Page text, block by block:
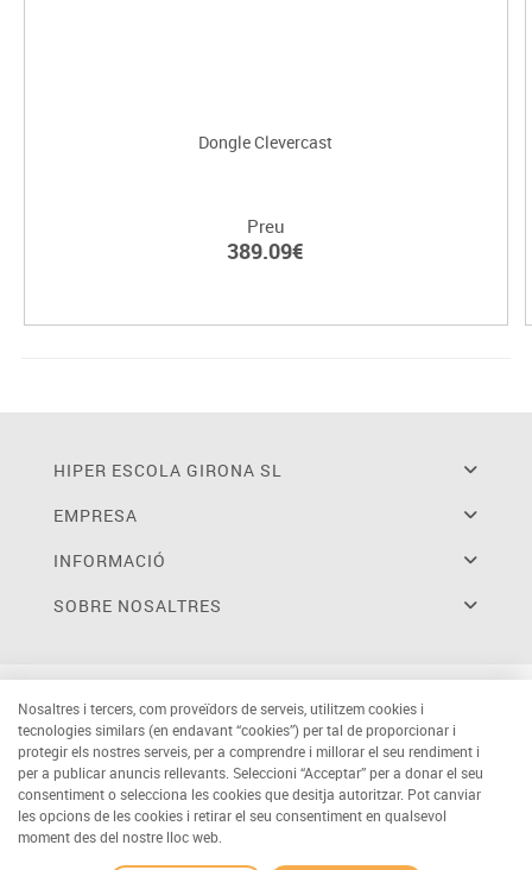
Dongle Clevercast
Preu
389.09€
HIPER ESCOLA GIRONA SL
EMPRESA
INFORMACIÓ
SOBRE NOSALTRES
Nosaltres i tercers, com proveïdors de serveis, utilitzem cookies i
tecnologies similars (en endavant “cookies”) per tal de proporcionar i
protegir els nostres serveis, per a comprendre i millorar el seu rendiment i
per a publicar anuncis rellevants. Seleccioni “Acceptar” per a donar el seu
consentiment o selecciona les cookies que desitja autoritzar. Pot canviar
les opcions de les cookies i retirar el seu consentiment en qualsevol
moment des del nostre lloc web.